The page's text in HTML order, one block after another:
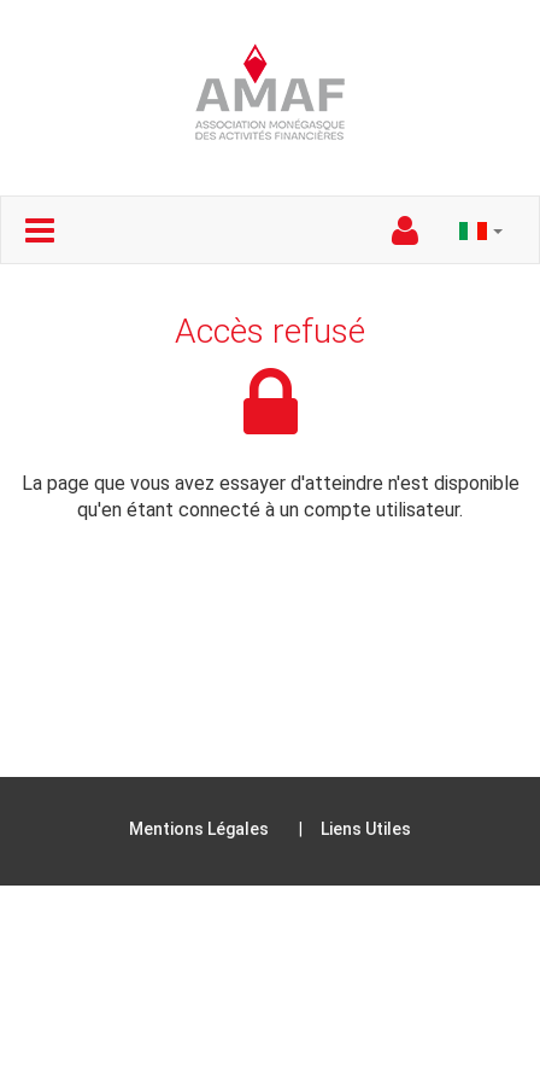
Accès refusé
La page que vous avez essayer d'atteindre n'est disponible
qu'en étant connecté à un compte utilisateur.
Mentions Légales Liens Utiles